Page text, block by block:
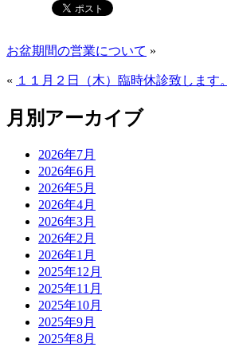
お盆期間の営業について »
« １１月２日（木）臨時休診致します。
月別アーカイブ
2026年7月
2026年6月
2026年5月
2026年4月
2026年3月
2026年2月
2026年1月
2025年12月
2025年11月
2025年10月
2025年9月
2025年8月